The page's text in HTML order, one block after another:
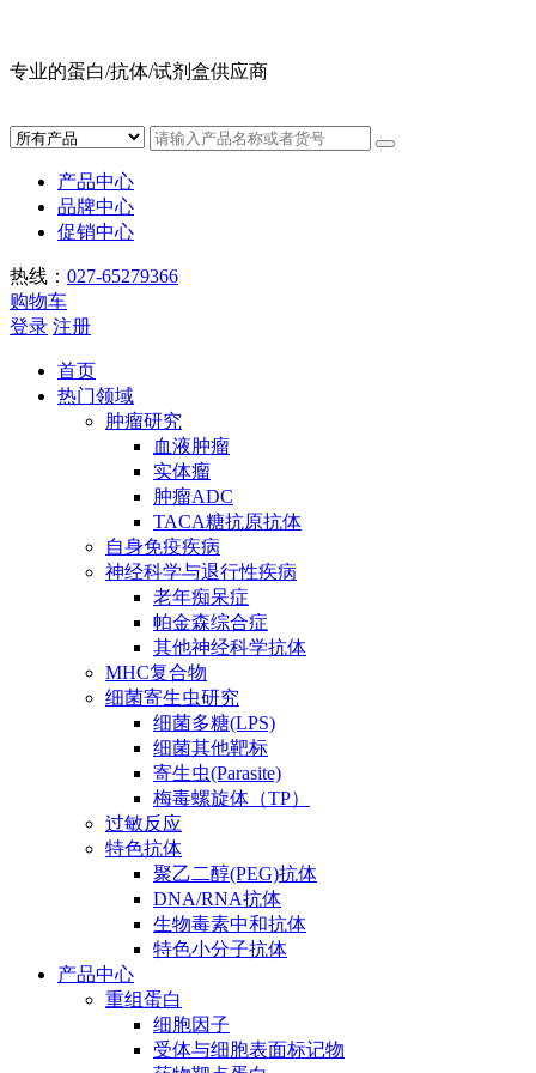
专业的蛋白/抗体/试剂盒供应商
产品中心
品牌中心
促销中心
热线： 027-65279366
购物车
登录 注册
首页
热门领域
肿瘤研究
血液肿瘤
实体瘤
肿瘤ADC
TACA糖抗原抗体
自身免疫疾病
神经科学与退行性疾病
老年痴呆症
帕金森综合症
其他神经科学抗体
MHC复合物
细菌寄生虫研究
细菌多糖(LPS)
细菌其他靶标
寄生虫(Parasite)
梅毒螺旋体（TP）
过敏反应
特色抗体
聚乙二醇(PEG)抗体
DNA/RNA抗体
生物毒素中和抗体
特色小分子抗体
产品中心
重组蛋白
细胞因子
受体与细胞表面标记物